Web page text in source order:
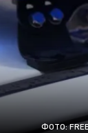
ФОТО: